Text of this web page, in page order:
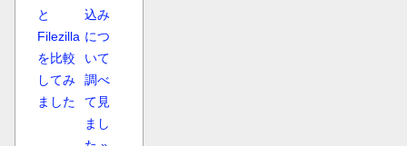
と
Filezilla
を比較
してみ
ました
込み
につ
いて
調べ
て見
まし